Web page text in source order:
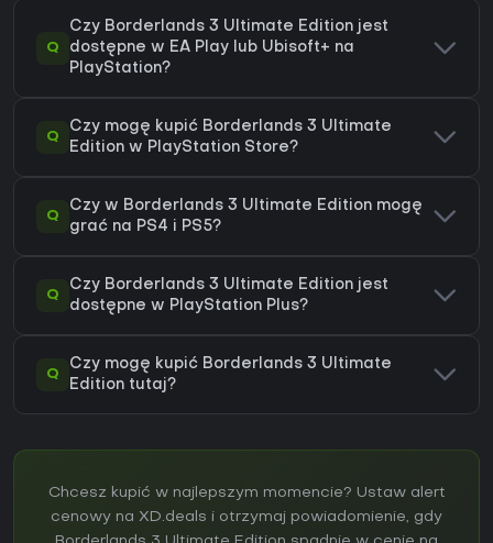
Q
Czy Borderlands 3 Ultimate Edition jest
dostępne w EA Play lub Ubisoft+ na
PlayStation?
Q
Czy mogę kupić Borderlands 3 Ultimate
Edition w PlayStation Store?
Q
Czy w Borderlands 3 Ultimate Edition mogę
grać na PS4 i PS5?
Q
Czy Borderlands 3 Ultimate Edition jest
dostępne w PlayStation Plus?
Q
Czy mogę kupić Borderlands 3 Ultimate
Edition tutaj?
Chcesz kupić w najlepszym momencie? Ustaw alert
cenowy na XD.deals i otrzymaj powiadomienie, gdy